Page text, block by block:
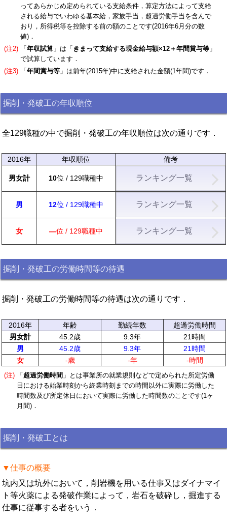
ってあらかじめ定められている支給条件，算定方法によって支給
される給与でいわゆる基本給，家族手当，超過労働手当を含んで
おり，所得税等を控除する前の額のことです(2016年6月分の数
値)．
(注2)
「 年収試算 」は「 きまって支給する現金給与額×12＋年間賞与等 」
で試算しています．
(注3)
「 年間賞与等 」は前年(2015年)中に支給された金額(1年間)です．
掘削・発破工の年収順位
全129職種の中で掘削・発破工の年収順位は次の通りです．
2016年 年収順位 備考
男女計 10位 / 129職種中 ランキング一覧
男 12位 / 129職種中 ランキング一覧
女 ―位 / 129職種中 ランキング一覧
掘削・発破工の労働時間等の待遇
掘削・発破工の労働時間等の待遇は次の通りです．
2016年 年齢 勤続年数
超過労働時間
男女計
45.2歳 9.3年
21時間
男
45.2歳 9.3年
21時間
女
-歳 -年 -時間
(注) 「 超過労働時間 」とは事業所の就業規則などで定められた所定労働
日における始業時刻から終業時刻までの時間以外に実際に労働した
時間数及び所定休日において実際に労働した時間数のことです(1ヶ
月間)．
掘削・発破工とは
▼仕事の概要
坑内又は坑外において，削岩機を用いる仕事又はダイナマイ
ト等火薬による発破作業によって，岩石を破砕し，掘進する
仕事に従事する者をいう．